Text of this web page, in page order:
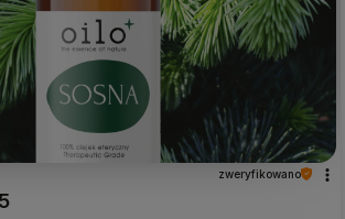
zweryfikowano
5